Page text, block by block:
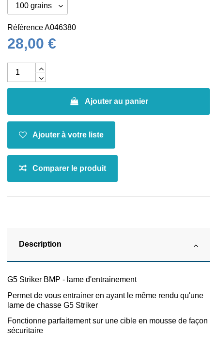
RéférenceA046380
28,00 €
Ajouter au panier
Description
G5 Striker BMP - lame d'entrainement
Permet de vous entrainer en ayant le même rendu qu'une
lame de chasse G5 Striker
Fonctionne parfaitement sur une cible en mousse de façon
sécuritaire